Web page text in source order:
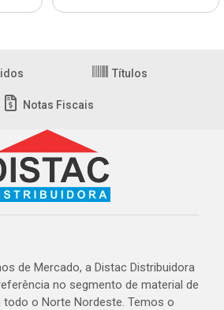
Títulos
Notas Fiscais
de Mercado, a Distac Distribuidora
no segmento de material de
o Norte Nordeste. Temos o